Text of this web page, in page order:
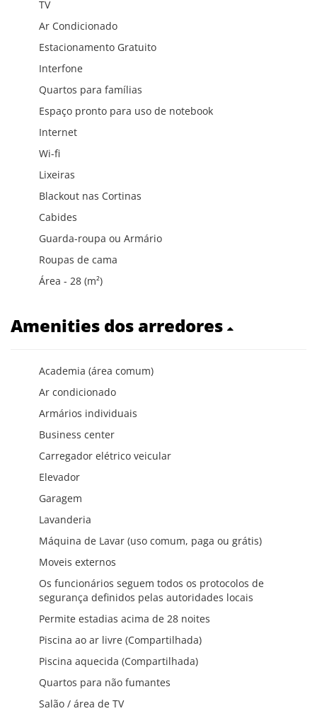
TV
Ar Condicionado
Estacionamento Gratuito
Interfone
Quartos para famílias
Espaço pronto para uso de notebook
Internet
Wi-fi
Lixeiras
Blackout nas Cortinas
Cabides
Guarda-roupa ou Armário
Roupas de cama
Área - 28 (m²)
Amenities dos arredores
Academia (área comum)
Ar condicionado
Armários individuais
Business center
Carregador elétrico veicular
Elevador
Garagem
Lavanderia
Máquina de Lavar (uso comum, paga ou grátis)
Moveis externos
Os funcionários seguem todos os protocolos de
segurança definidos pelas autoridades locais
Permite estadias acima de 28 noites
Piscina ao ar livre (Compartilhada)
Piscina aquecida (Compartilhada)
Quartos para não fumantes
Salão / área de TV